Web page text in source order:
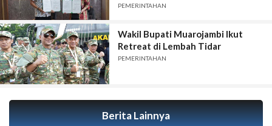
PEMERINTAHAN
Wakil Bupati Muarojambi Ikut
Retreat di Lembah Tidar
PEMERINTAHAN
Berita Lainnya